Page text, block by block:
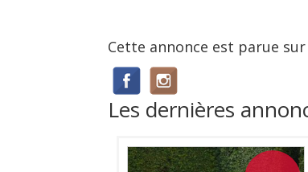
Cette annonce est parue sur
Les dernières